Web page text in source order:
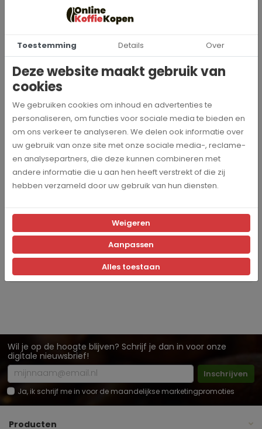
ervaring in de koffiebranche zorgt dit merk voor het ultieme
Specificaties
Merk Catunambu
Inhoud 250 gr
Cafeïnevrij Ja
Blend
Wil je op de hoogte blijven? Schrijf je dan in voor onze
digitale nieuwsbrief!
Inschrijven
Ja, ik schrijf me in voor de maandelijkse marketingpromoties
Producten
Toestemming Details Over
Deze website maakt gebruik van
cookies
We gebruiken cookies om inhoud en advertenties te
personaliseren, om functies voor sociale media te bieden en
om ons verkeer te analyseren. We delen ook informatie over
uw gebruik van onze site met onze sociale media-, reclame-
en analysepartners, die deze kunnen combineren met
andere informatie die u aan hen heeft verstrekt of die zij
hebben verzameld door uw gebruik van hun diensten.
Weigeren
Aanpassen
Alles toestaan